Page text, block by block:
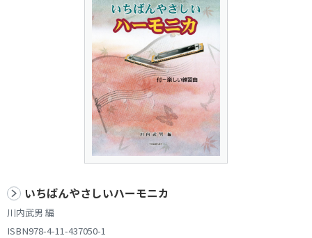
いちばんやさしいハーモニカ
川内武男 編
ISBN978-4-11-437050-1